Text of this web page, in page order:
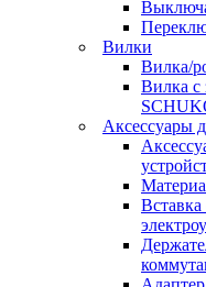
Вилки
Вилка/
Вилка с
Аксессуары
Вставка